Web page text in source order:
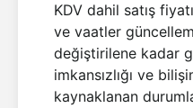
KDV dahil satış
ve vaatler
değiştirilene kadar
imkansızlığı ve
kaynaklanan